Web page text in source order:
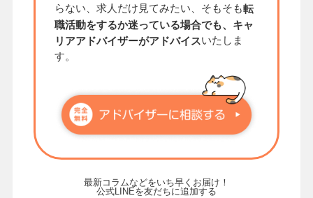
らない、求人だけ見てみたい、そもそも転
職活動をするか迷っている場合でも、キャ
リアアドバイザーがアドバイスいたしま
す。
最新コラムなどをいち早くお届け！
公式LINEを友だちに追加する